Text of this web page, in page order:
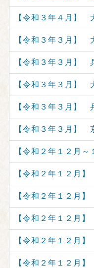
【令和３年４月】
【令和３年３月】
【令和３年３月】
【令和３年３月】
【令和３年３月】
【令和３年３月】
【令和２年１２月
【令和２年１２月
【令和２年１２月
【令和２年１２月
【令和２年１２月
【令和２年１２月